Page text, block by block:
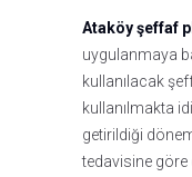
Ataköy şeffaf
uygulanmaya
kullanılacak
kullanılmakta
getirildiği
tedavisine